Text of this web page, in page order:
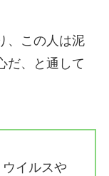
、この人は泥
だ、と通して
イルスや